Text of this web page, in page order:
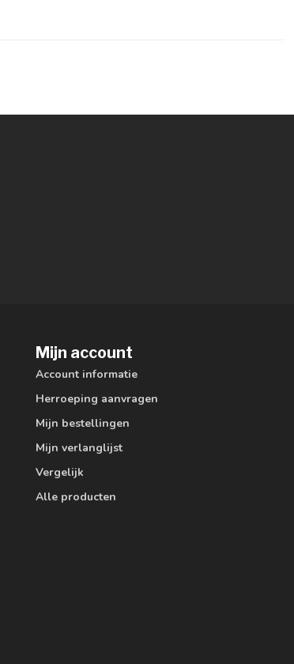
Mijn account
Account informatie
Herroeping aanvragen
Mijn bestellingen
Mijn verlanglijst
Vergelijk
Alle producten